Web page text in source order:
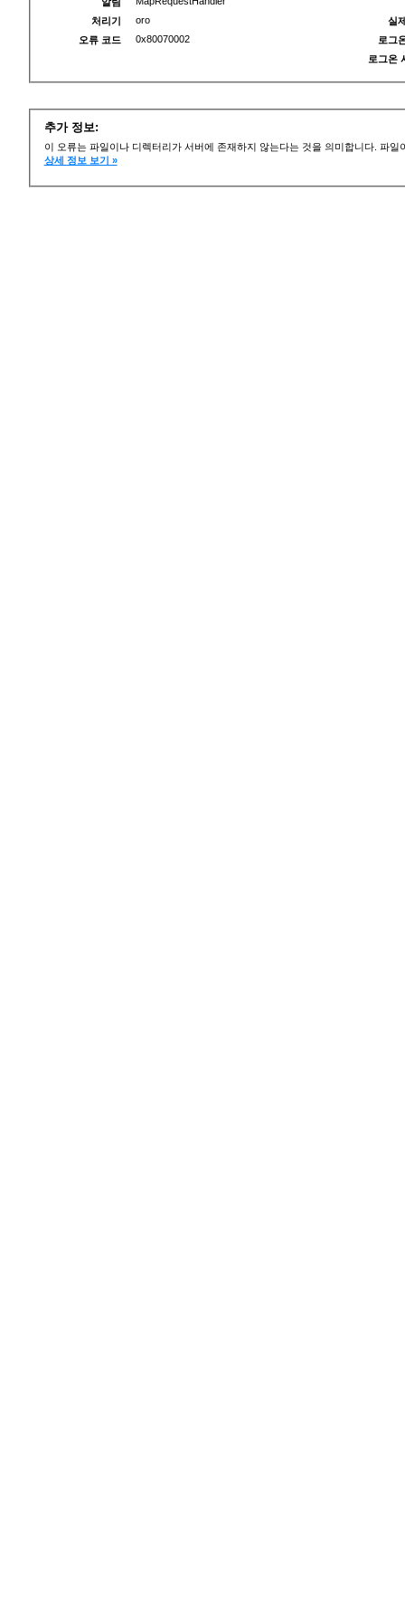
처리기
oro
오류 코드
0x80070002
실
로그
로그온
추가 정보:
이 오류는 파일이나 디렉터리가 서버에 존재하지 않는다는 것을 의미합니다. 파
상세 정보 보기 »